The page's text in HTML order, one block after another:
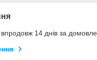
14 днів за